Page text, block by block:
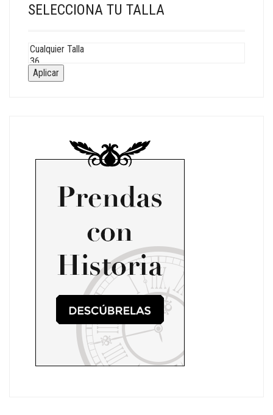
SELECCIONA TU TALLA
Aplicar